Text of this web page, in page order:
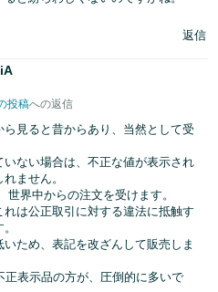
返信
投稿への返信
見ると昔からあり、当然として受
いない場合は、不正な値が表示され
ません。
界中からの注文を受けます。
は公正取引に対する違法に抵触す
ため、表記を改ざんして販売しま
正表示品の方が、圧倒的に多いで